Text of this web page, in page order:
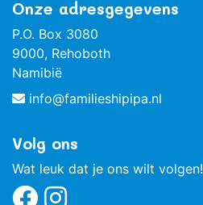
Onze adresgegevens
P.O. Box 3080
9000, Rehoboth
Namibië
info@familieshipipa.nl
Volg ons
Wat leuk dat je ons wilt volgen!